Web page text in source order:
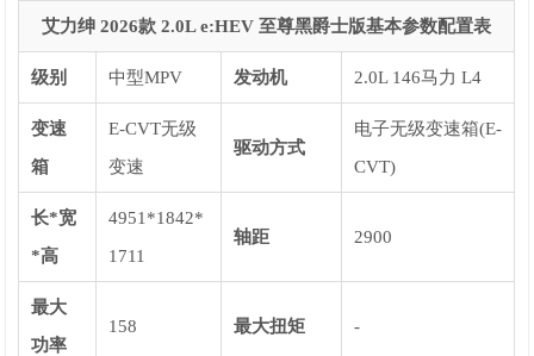
艾力绅 2026款 2.0L e:HEV 至尊黑爵士版基本参数配置表
级别 中型MPV 发动机 2.0L 146马力 L4
变速
箱
E-CVT无级
变速
驱动方式
电子无级变速箱(E-
CVT)
长*宽
*高
4951*1842*
1711
轴距 2900
最大
功率
158 最大扭矩 -